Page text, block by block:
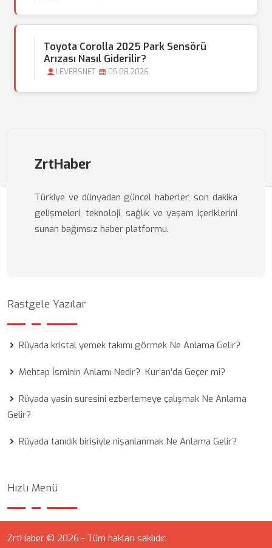
Toyota Corolla 2025 Park Sensörü
Arızası Nasıl Giderilir?
LEVERSNET 05.08.2026
ZrtHaber
Türkiye ve dünyadan güncel haberler, son dakika
gelişmeleri, teknoloji, sağlık ve yaşam içeriklerini
sunan bağımsız haber platformu.
Rastgele Yazılar
Rüyada kristal yemek takımı görmek Ne Anlama Gelir?
Mehtap İsminin Anlamı Nedir? Kur’an’da Geçer mi?
Rüyada yasin suresini ezberlemeye çalışmak Ne Anlama
Gelir?
Rüyada tanıdık birisiyle nişanlanmak Ne Anlama Gelir?
Hızlı Menü
ZrtHaber © 2026 - Tüm hakları saklıdır.